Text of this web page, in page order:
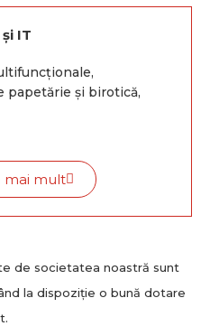
IT
papetărie și birotică,
mai mult
de societatea noastră sunt
la dispoziție o bună dotare